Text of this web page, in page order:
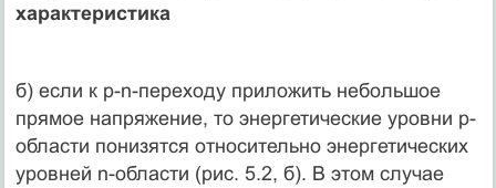
характеристика
б) если к p-n-переходу приложить небольшое
прямое напряжение, то энергетические уровни р-
области понизятся относительно энергетических
уровней n-области (рис. 5.2, б). В этом случае